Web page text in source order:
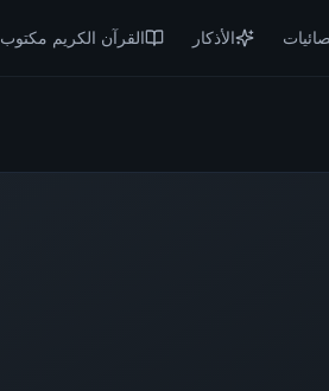
الأذكار القرآن الكريم مكتوب